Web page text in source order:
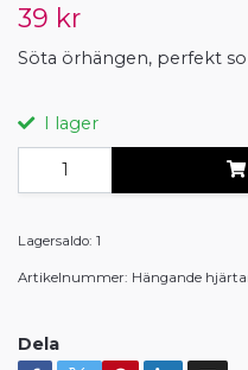
39 kr
Söta örhängen, perfekt
I lager
Lagersaldo: 1
Artikelnummer: Hängande
Dela